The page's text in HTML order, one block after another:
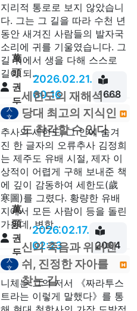
지리적 통로로 보지 않았습니
다. 그는 그 길을 따라 수천 년
동안 새겨진 사람들의 발자국
소리에 귀를 기울였습니다. 그
길 위에서 생을 다해 스스로
길이 되...
萬
頭
권
두
안
2026.02.21.
00:16
1668
人
文
세한도의 재해석 —
당대 최고의 지식인
도 착각할 수 있다
추사의 세한도, 그 안에 숨겨
진 한 글자의 오류추사 김정희
는 제주도 유배 시절, 제자 이
상적이 어렵게 구해 보내준 책
에 깊이 감동하여 세한도(歲
寒圖)를 그렸다. 황량한 유배
지에서 모든 사람이 등을 돌린
가운데, 변함...
萬
頭
권
두
안
2026.02.17.
02:23
2004
人
文
신의 죽음과 위버멘
쉬, 진정한 자아를
찾는 길
니체는 그의 저서 《짜라투스
트라는 이렇게 말했다》를 통